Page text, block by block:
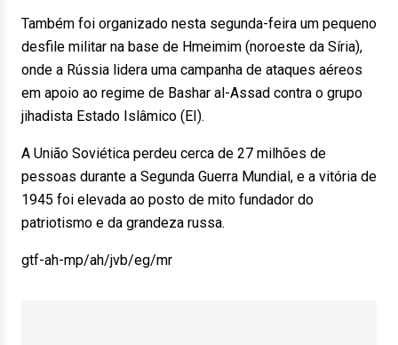
Também foi organizado nesta segunda-feira um pequeno
desfile militar na base de Hmeimim (noroeste da Síria),
onde a Rússia lidera uma campanha de ataques aéreos
em apoio ao regime de Bashar al-Assad contra o grupo
jihadista Estado Islâmico (EI).
A União Soviética perdeu cerca de 27 milhões de
pessoas durante a Segunda Guerra Mundial, e a vitória de
1945 foi elevada ao posto de mito fundador do
patriotismo e da grandeza russa.
gtf-ah-mp/ah/jvb/eg/mr